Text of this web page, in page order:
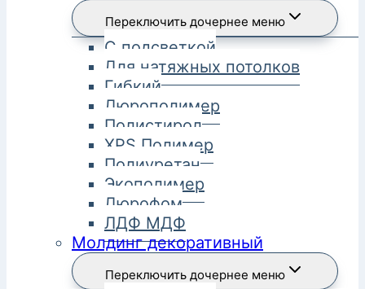
Переключить дочернее меню
С подсветкой
Для натяжных потолков
Гибкий
Дюрополимер
Полистирол
XPS Полимер
Полиуретан
Экополимер
Дюрофом
ЛДФ МДФ
Молдинг декоративный
Переключить дочернее меню